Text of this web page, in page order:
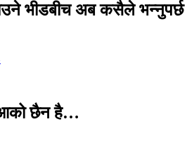
भीडबीच अब कसैले भन्नुपर्छ
छैन है…